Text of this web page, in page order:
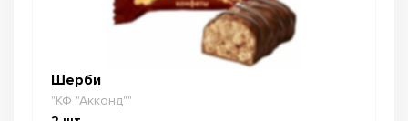
Шерби
"КФ "Акконд""